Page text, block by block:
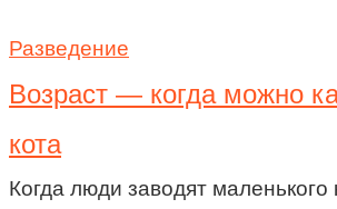
Разведение
Возраст — когда можно
кота
Когда люди заводят маленького